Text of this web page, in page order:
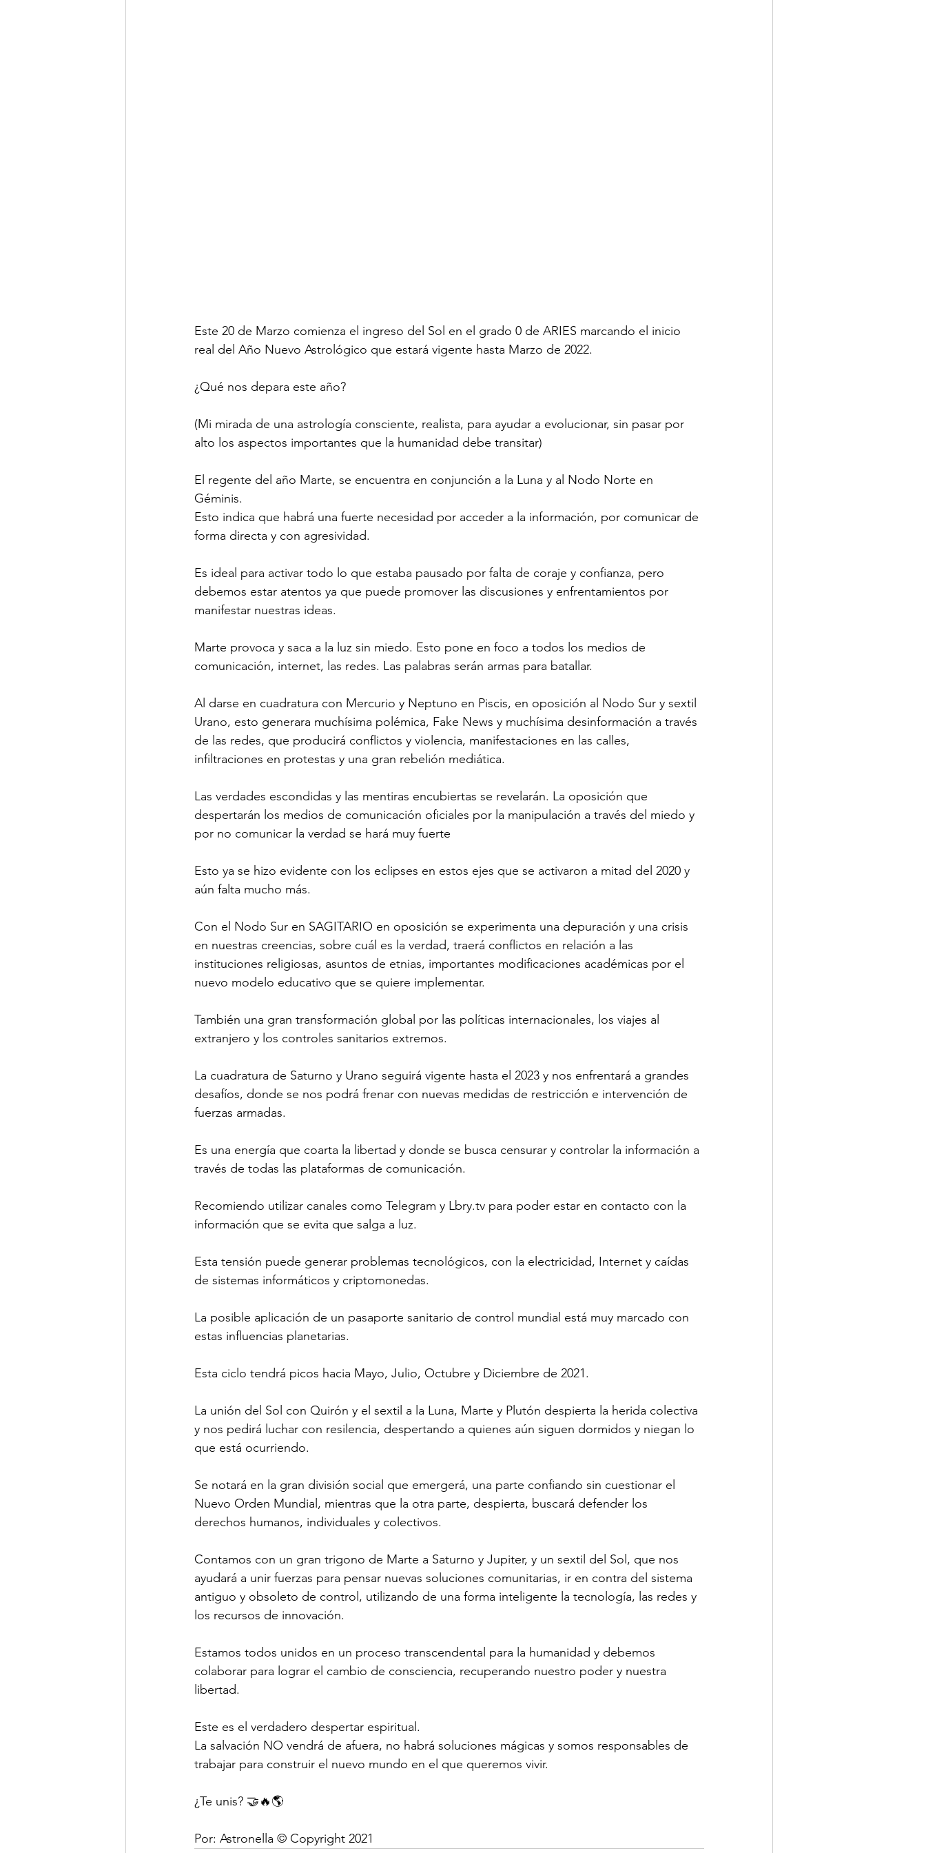
Este 20 de Marzo comienza el ingreso del Sol en el grado 0 de ARIES marcando el inicio
real del Año Nuevo Astrológico que estará vigente hasta Marzo de 2022.
¿Qué nos depara este año?
(Mi mirada de una astrología consciente, realista, para ayudar a evolucionar, sin pasar por
alto los aspectos importantes que la humanidad debe transitar)
El regente del año Marte, se encuentra en conjunción a la Luna y al Nodo Norte en
Géminis.
Esto indica que habrá una fuerte necesidad por acceder a la información, por comunicar de
forma directa y con agresividad.
Es ideal para activar todo lo que estaba pausado por falta de coraje y confianza, pero
debemos estar atentos ya que puede promover las discusiones y enfrentamientos por
manifestar nuestras ideas.
Marte provoca y saca a la luz sin miedo. Esto pone en foco a todos los medios de
comunicación, internet, las redes. Las palabras serán armas para batallar.
Al darse en cuadratura con Mercurio y Neptuno en Piscis, en oposición al Nodo Sur y sextil
Urano, esto generara muchísima polémica, Fake News y muchísima desinformación a través
de las redes, que producirá conflictos y violencia, manifestaciones en las calles,
infiltraciones en protestas y una gran rebelión mediática.
Las verdades escondidas y las mentiras encubiertas se revelarán. La oposición que
despertarán los medios de comunicación oficiales por la manipulación a través del miedo y
por no comunicar la verdad se hará muy fuerte
Esto ya se hizo evidente con los eclipses en estos ejes que se activaron a mitad del 2020 y
aún falta mucho más.
Con el Nodo Sur en SAGITARIO en oposición se experimenta una depuración y una crisis
en nuestras creencias, sobre cuál es la verdad, traerá conflictos en relación a las
instituciones religiosas, asuntos de etnias, importantes modificaciones académicas por el
nuevo modelo educativo que se quiere implementar.
También una gran transformación global por las políticas internacionales, los viajes al
extranjero y los controles sanitarios extremos.
La cuadratura de Saturno y Urano seguirá vigente hasta el 2023 y nos enfrentará a grandes
desafíos, donde se nos podrá frenar con nuevas medidas de restricción e intervención de
fuerzas armadas.
Es una energía que coarta la libertad y donde se busca censurar y controlar la información a
través de todas las plataformas de comunicación.
Recomiendo utilizar canales como Telegram y Lbry.tv para poder estar en contacto con la
información que se evita que salga a luz.
Esta tensión puede generar problemas tecnológicos, con la electricidad, Internet y caídas
de sistemas informáticos y criptomonedas.
La posible aplicación de un pasaporte sanitario de control mundial está muy marcado con
estas influencias planetarias.
Esta ciclo tendrá picos hacia Mayo, Julio, Octubre y Diciembre de 2021.
La unión del Sol con Quirón y el sextil a la Luna, Marte y Plutón despierta la herida colectiva
y nos pedirá luchar con resilencia, despertando a quienes aún siguen dormidos y niegan lo
que está ocurriendo.
Se notará en la gran división social que emergerá, una parte confiando sin cuestionar el
Nuevo Orden Mundial, mientras que la otra parte, despierta, buscará defender los
derechos humanos, individuales y colectivos.
Contamos con un gran trigono de Marte a Saturno y Jupiter, y un sextil del Sol, que nos
ayudará a unir fuerzas para pensar nuevas soluciones comunitarias, ir en contra del sistema
antiguo y obsoleto de control, utilizando de una forma inteligente la tecnología, las redes y
los recursos de innovación.
Estamos todos unidos en un proceso transcendental para la humanidad y debemos
colaborar para lograr el cambio de consciencia, recuperando nuestro poder y nuestra
libertad.
Este es el verdadero despertar espiritual.
La salvación NO vendrá de afuera, no habrá soluciones mágicas y somos responsables de
trabajar para construir el nuevo mundo en el que queremos vivir.
¿Te unis? 🤝🔥🌎
Por: Astronella ©️ Copyright 2021